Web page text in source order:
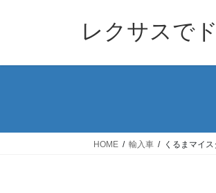
レクサスで
HOME 輸入車 くるまマイ